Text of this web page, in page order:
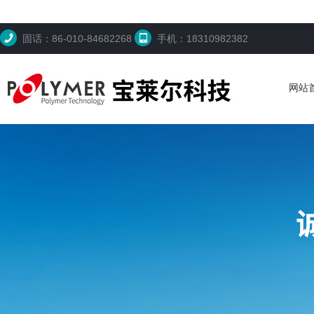
固话：86-010-84682268 手机：18310982382
网站